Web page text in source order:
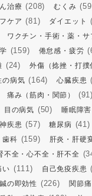
治療 (208) むくみ
ケア (81) ダイエット
ワクチン・手術・薬・サ
(159) 倦怠感・疲労
(24) 外傷（捻挫・打撲
の病気 (164) 心臓疾患
痛み（筋肉・関節） (91)
目の病気 (50) 睡眠障害
疾患 (57) 糖尿病 (41)
歯科 (159) 肝炎・肝硬
不全・心不全・肝不全
い (111) 自己免疫疾患
鍼の即効性 (226) 関節痛